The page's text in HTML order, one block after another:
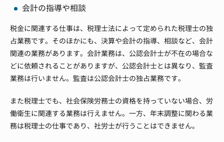
会計の指導や相談
税金に関連する仕事は、税理士法によって定められた税理士の独
占業務です。そのほかにも、決算や会計の指導、相談など、会計
関連の業務があります。会計業務は、公認会計士が不在の場合な
どに依頼されることがありますが、公認会計士とは異なり、監査
業務は行いません。監査は公認会計士の独占業務です。
また税理士でも、社会保険労務士の資格を持っていない場合、労
働衛生に関連する業務は行えません。一方、年末調整に関わる業
務は税理士の仕事であり、社労士が行うことはできません。